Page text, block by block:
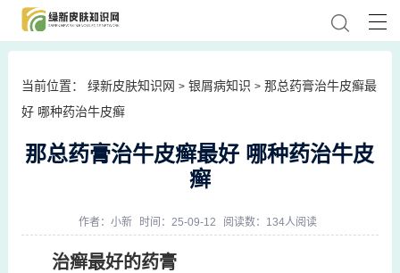
当前位置： 绿新皮肤知识网 > 银屑病知识 > 那总药膏治牛皮癣最
好 哪种药治牛皮癣
那总药膏治牛皮癣最好 哪种药治牛皮
癣
作者： 小新 时间：25-09-12 阅读数：134人阅读
治癣最好的药膏